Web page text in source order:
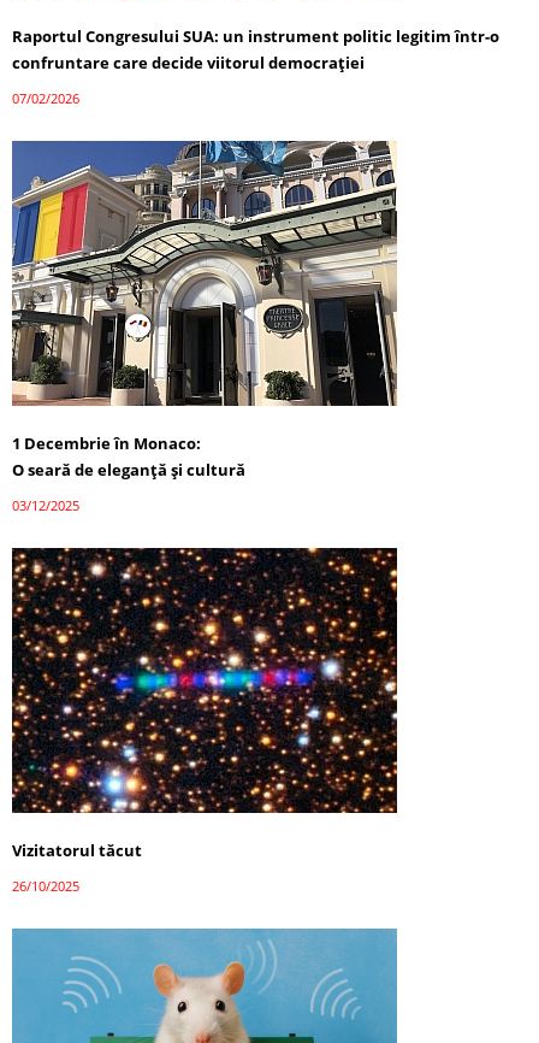
Raportul Congresului SUA: un instrument politic legitim într-o
confruntare care decide viitorul democrației
07/02/2026
1 Decembrie în Monaco:
O seară de eleganță și cultură
03/12/2025
Vizitatorul tăcut
26/10/2025